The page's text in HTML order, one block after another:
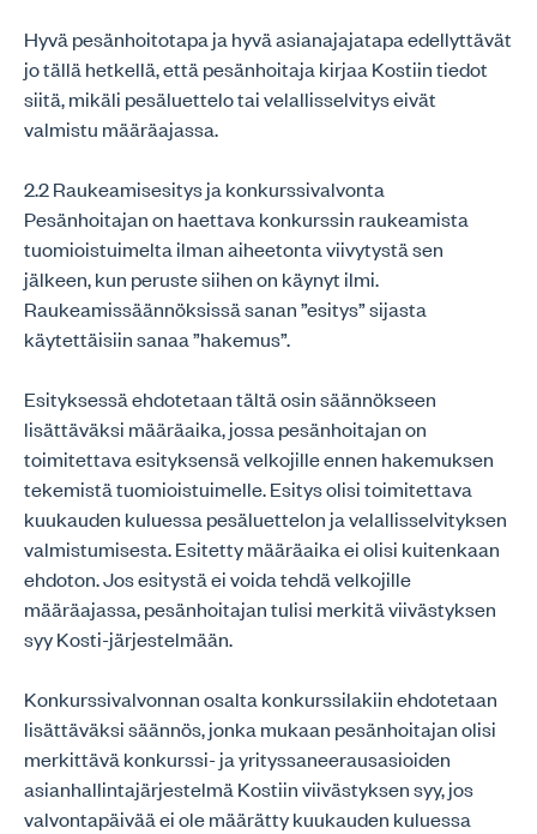
Hyvä pesänhoitotapa ja hyvä asianajajatapa edellyttävät
jo tällä hetkellä, että pesänhoitaja kirjaa Kostiin tiedot
siitä, mikäli pesäluettelo tai velallisselvitys eivät
valmistu määräajassa.
2.2 Raukeamisesitys ja konkurssivalvonta
Pesänhoitajan on haettava konkurssin raukeamista
tuomioistuimelta ilman aiheetonta viivytystä sen
jälkeen, kun peruste siihen on käynyt ilmi.
Raukeamissäännöksissä sanan ”esitys” sijasta
käytettäisiin sanaa ”hakemus”.
Esityksessä ehdotetaan tältä osin säännökseen
lisättäväksi määräaika, jossa pesänhoitajan on
toimitettava esityksensä velkojille ennen hakemuksen
tekemistä tuomioistuimelle. Esitys olisi toimitettava
kuukauden kuluessa pesäluettelon ja velallisselvityksen
valmistumisesta. Esitetty määräaika ei olisi kuitenkaan
ehdoton. Jos esitystä ei voida tehdä velkojille
määräajassa, pesänhoitajan tulisi merkitä viivästyksen
syy Kosti-järjestelmään.
Konkurssivalvonnan osalta konkurssilakiin ehdotetaan
lisättäväksi säännös, jonka mukaan pesänhoitajan olisi
merkittävä konkurssi- ja yrityssaneerausasioiden
asianhallintajärjestelmä Kostiin viivästyksen syy, jos
valvontapäivää ei ole määrätty kuukauden kuluessa